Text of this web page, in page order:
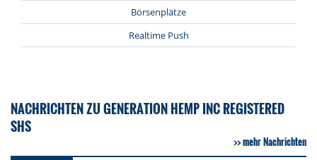
Börsenplätze
Realtime Push
NACHRICHTEN ZU GENERATION HEMP INC REGISTERED
SHS
mehr Nachrichten